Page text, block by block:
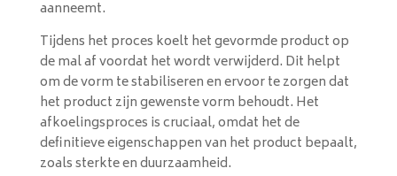
aanneemt.
Tijdens het proces koelt het gevormde product op
de mal af voordat het wordt verwijderd. Dit helpt
om de vorm te stabiliseren en ervoor te zorgen dat
het product zijn gewenste vorm behoudt. Het
afkoelingsproces is cruciaal, omdat het de
definitieve eigenschappen van het product bepaalt,
zoals sterkte en duurzaamheid.